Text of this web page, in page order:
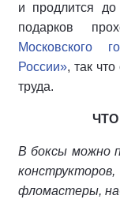
и продлится
подарков
Московского
России», так
труда.
В боксы можно
фломастеры,